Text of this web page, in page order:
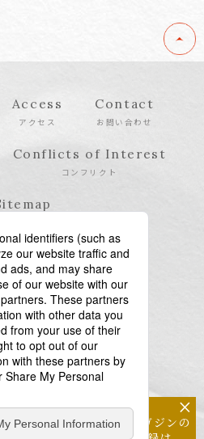
Access
アクセス
Contact
お問い合わせ
Conflicts of Interest
コンフリクト
6-10-1 六本木ヒルズ森タワー23
×
メールマガジンの